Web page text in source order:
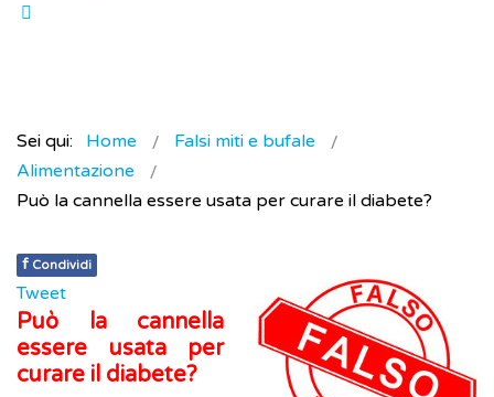
Sei qui: Home
Falsi miti e bufale
Alimentazione
Può la cannella essere usata per curare il diabete?
f Condividi
Tweet
Può la cannella
essere usata per
curare il diabete?